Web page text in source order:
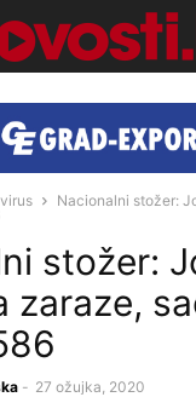
Nacionalni stožer:
stožer:
zaraze,
- 27 ožujka, 2020